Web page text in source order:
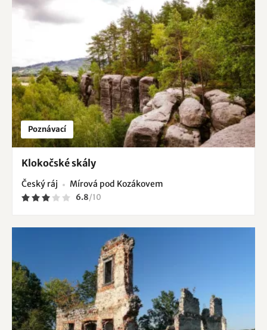
Poznávací
Klokočské skály
Český ráj Mírová pod Kozákovem
6.8/10